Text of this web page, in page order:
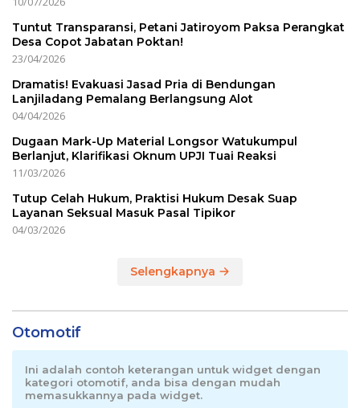
Tuntut Transparansi, Petani Jatiroyom Paksa Perangkat
Desa Copot Jabatan Poktan!
23/04/2026
Dramatis! Evakuasi Jasad Pria di Bendungan
Lanjiladang Pemalang Berlangsung Alot
04/04/2026
Dugaan Mark-Up Material Longsor Watukumpul
Berlanjut, Klarifikasi Oknum UPJI Tuai Reaksi
11/03/2026
Tutup Celah Hukum, Praktisi Hukum Desak Suap
Layanan Seksual Masuk Pasal Tipikor
04/03/2026
Selengkapnya
Otomotif
Ini adalah contoh keterangan untuk widget dengan
kategori otomotif, anda bisa dengan mudah
memasukkannya pada widget.